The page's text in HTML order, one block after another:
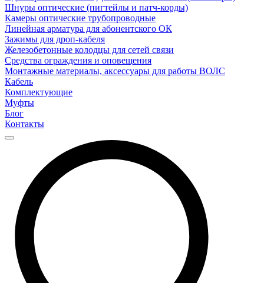
Шнуры оптические (пигтейлы и патч-корды)
Камеры оптические трубопроводные
Линейная арматура для абонентского ОК
Зажимы для дроп-кабеля
Железобетонные колодцы для сетей связи
Средства ограждения и оповещения
Монтажные материалы, аксессуары для работы ВОЛС
Кабель
Комплектующие
Муфты
Блог
Контакты